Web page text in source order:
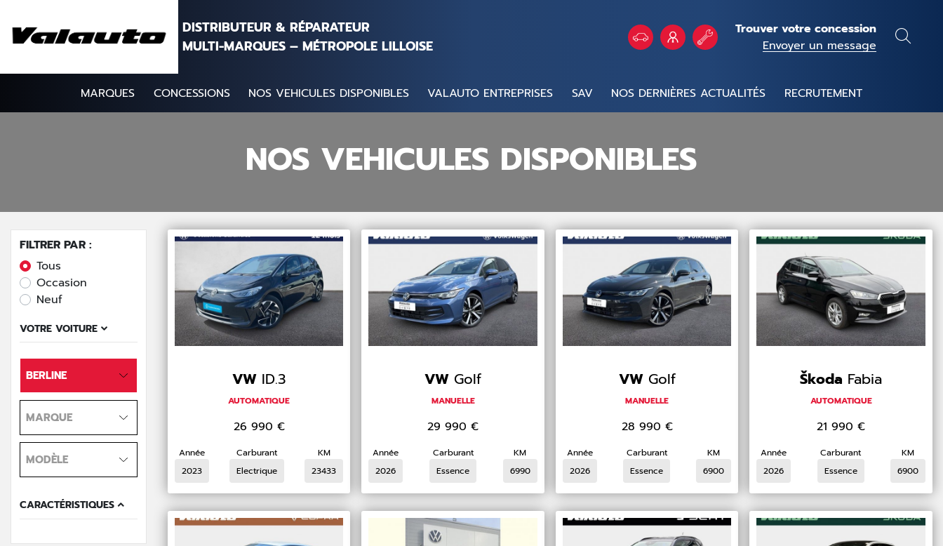
DISTRIBUTEUR & RÉPARATEUR
MULTI-MARQUES – MÉTROPOLE LILLOISE
Trouver votre concession
Envoyer un message
MARQUES CONCESSIONS NOS VEHICULES DISPONIBLES VALAUTO ENTREPRISES SAV NOS DERNIÈRES ACTUALITÉS RECRUTEMENT
NOS VEHICULES DISPONIBLES
FILTRER PAR :
Tous
Occasion
Neuf
VOTRE VOITURE
BERLINE
MARQUE
MODÈLE
CARACTÉRISTIQUES
VW ID.3
AUTOMATIQUE
26 990 €
Année
2023
Carburant
Electrique
KM
23433
VW Golf
MANUELLE
29 990 €
Année
2026
Carburant
Essence
KM
6990
VW Golf
MANUELLE
28 990 €
Année
2026
Carburant
Essence
KM
6900
Škoda Fabia
AUTOMATIQUE
21 990 €
Année
2026
Carburant
Essence
KM
6900